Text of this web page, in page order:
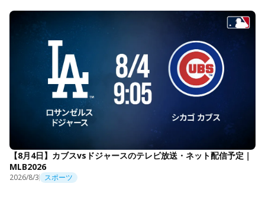
【8月4日】カブスvsドジャースのテレビ放送・ネット配信予定｜
MLB2026
2026/8/3 スポーツ